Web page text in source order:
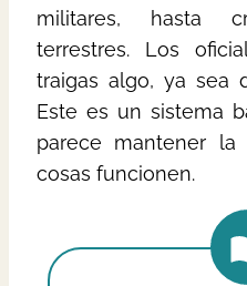
militares, hasta
terrestres. Los
traigas algo, ya sea
Este es un sistema
parece mantener
cosas funcionen.